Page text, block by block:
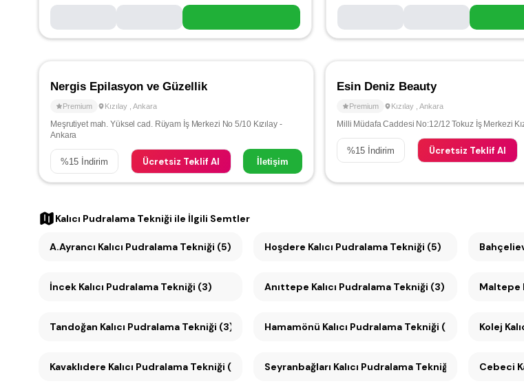
Nergis Epilasyon ve Güzellik
Premium Kızılay Ankara
Meşrutiyet mah. Yüksel cad. Rüyam İş Merkezi No 5/10 Kızılay -
Ankara
%15 İndirim Ücretsiz Teklif Al İletişim
Esin Deniz Beauty
Premium Kızılay Ankara
Milli Müdafa Caddesi No:12/12 Tokuz İş Merkezi
%15 İndirim Ücretsiz Teklif Al
Kalıcı Pudralama Tekniği ile İlgili Semtler
A.Ayrancı Kalıcı Pudralama Tekniği (5) Hoşdere Kalıcı Pudralama Tekniği (5)
İncek Kalıcı Pudralama Tekniği (3) Anıttepe Kalıcı Pudralama Tekniği (3)
Tandoğan Kalıcı Pudralama Tekniği (3) Hamamönü Kalıcı Pudralama Tekniği (3) Kolej
Kavaklıdere Kalıcı Pudralama Tekniği (3) Seyranbağları Kalıcı Pudralama Tekniği (3)